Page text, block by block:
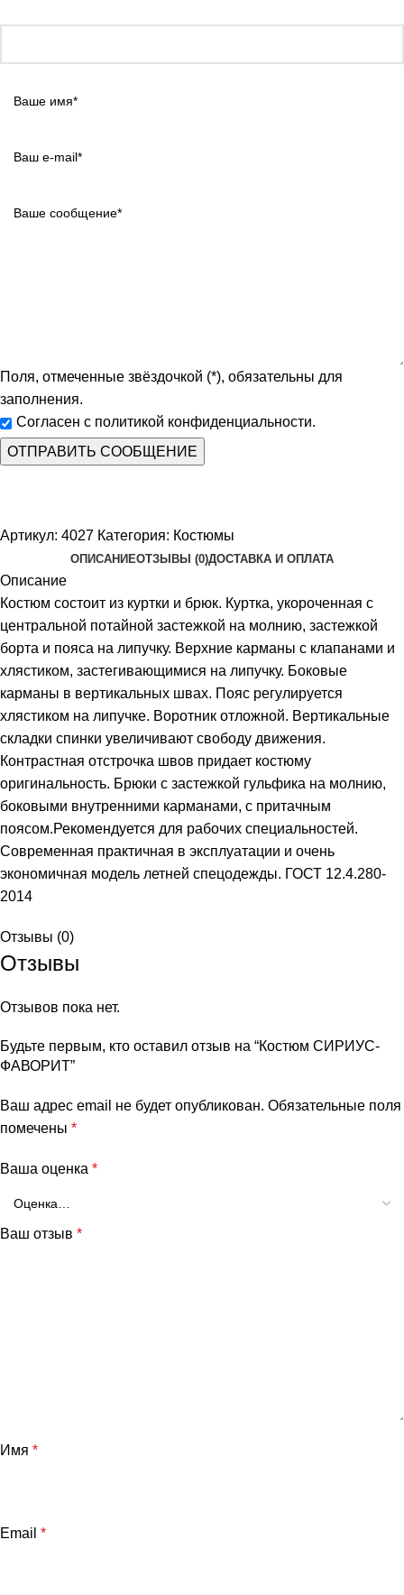
Поля, отмеченные звёздочкой (*), обязательны для
заполнения.
Согласен с политикой конфиденциальности.
Артикул: 4027 Категория: Костюмы
ОПИСАНИЕОТЗЫВЫ (0)ДОСТАВКА И ОПЛАТА
Описание
Костюм состоит из куртки и брюк. Куртка, укороченная с
центральной потайной застежкой на молнию, застежкой
борта и пояса на липучку. Верхние карманы с клапанами и
хлястиком, застегивающимися на липучку. Боковые
карманы в вертикальных швах. Пояс регулируется
хлястиком на липучке. Воротник отложной. Вертикальные
складки спинки увеличивают свободу движения.
Контрастная отстрочка швов придает костюму
оригинальность. Брюки с застежкой гульфика на молнию,
боковыми внутренними карманами, с притачным
поясом.Рекомендуется для рабочих специальностей.
Современная практичная в эксплуатации и очень
экономичная модель летней спецодежды. ГОСТ 12.4.280-
2014
Отзывы (0)
Отзывы
Отзывов пока нет.
Будьте первым, кто оставил отзыв на “Костюм СИРИУС-
ФАВОРИТ”
Ваш адрес email не будет опубликован. Обязательные поля
помечены *
Ваша оценка *
Ваш отзыв *
Имя *
Email *